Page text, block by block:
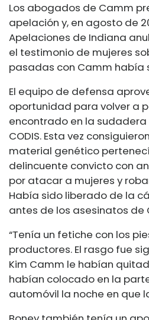
Los abogados de Camm
apelación y, en agosto de
Apelaciones de Indiana
el testimonio de mujeres
pasadas con Camm había
El equipo de defensa
oportunidad para volver a
encontrado en la
CODIS. Esta vez
material genético
delincuente convicto con
por atacar a mujeres y
Había sido liberado de la
antes de los asesinatos de
“Tenía un fetiche con los
productores. El rasgo fue
Kim Camm le habían
habían colocado en la
automóvil la noche en que